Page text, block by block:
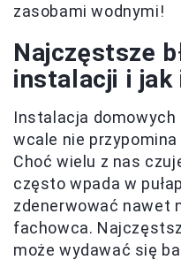
zasobami wodnymi!
Najczęstsze
instalacji i jak
Instalacja
wcale nie
Choć wielu z nas
często wpada w
zdenerwować nawet
fachowca.
może wydawać się